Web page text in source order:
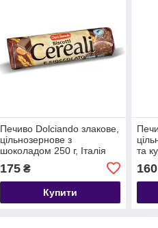
Печиво Dolciando злакове,
цільнозернове з
шоколадом 250 г, Італія
175₴
Купити
та
160